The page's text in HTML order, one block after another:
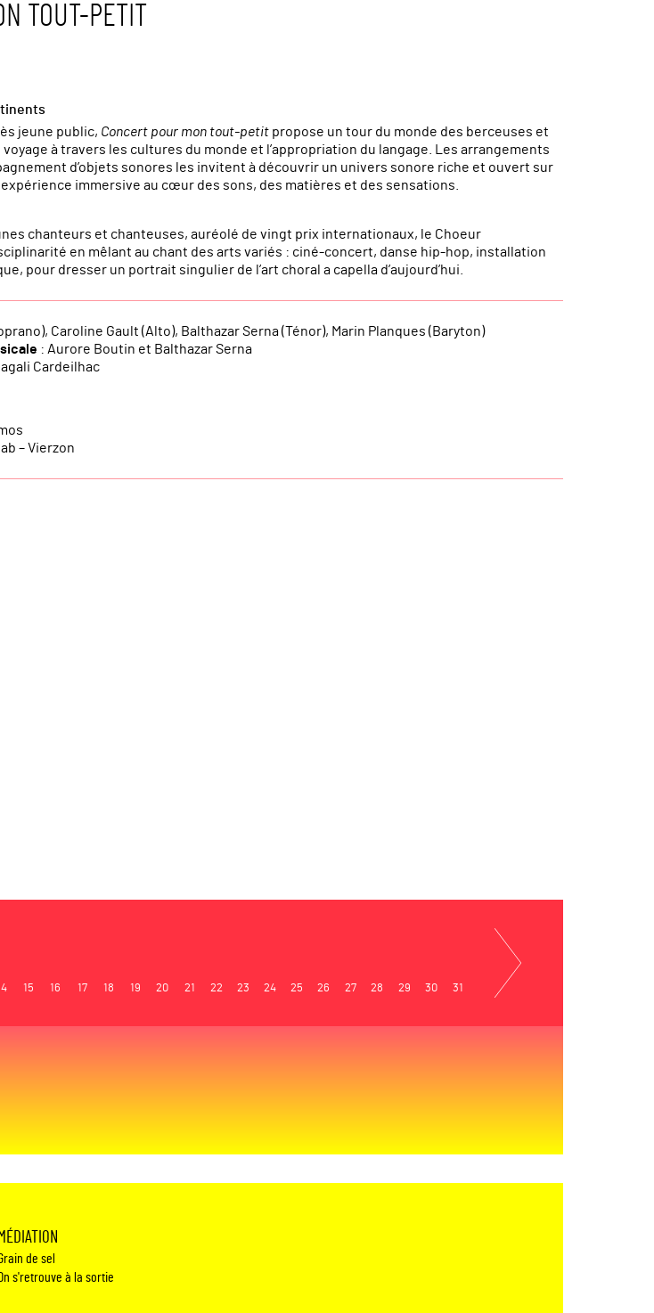
TOUT-PETIT
jeune public, Concert pour mon tout-petit propose un tour du monde des berceuses et
à travers les cultures du monde et l’appropriation du langage. Les arrangements
d’objets sonores les invitent à découvrir un univers sonore riche et ouvert sur
immersive au cœur des sons, des matières et des sensations.
chanteurs et chanteuses, auréolé de vingt prix internationaux, le Choeur
en mêlant au chant des arts variés : ciné-concert, danse hip-hop, installation
pour dresser un portrait singulier de l’art choral a capella d’aujourd’hui.
Caroline Gault (Alto), Balthazar Serna (Ténor), Marin Planques (Baryton)
: Aurore Boutin et Balthazar Serna
Cardeilhac
– Vierzon
15 16 17 18 19 20 21 22 23 24 25 26 27 28 29 30 31
MÉDIATION
de sel
s'retrouve à la sortie